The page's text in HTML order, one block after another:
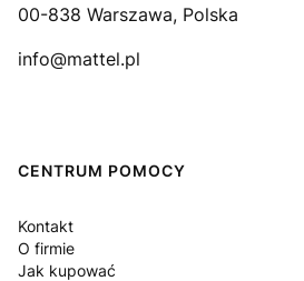
00-838 Warszawa, Polska
info@mattel.pl
Linki w stopce
CENTRUM POMOCY
Kontakt
O firmie
Jak kupować